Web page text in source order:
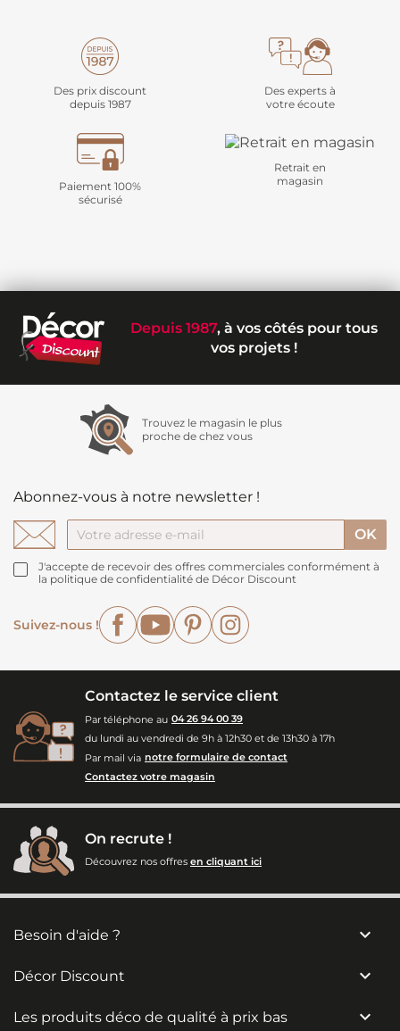
Des prix discount
depuis 1987
Des experts à
votre écoute
Paiement 100%
sécurisé
Retrait en
magasin
Depuis 1987, à vos côtés pour tous
vos projets !
Trouvez le magasin le plus
proche de chez vous
Abonnez-vous à notre newsletter !
J'accepte de recevoir des offres commerciales conformément à
la politique de confidentialité de Décor Discount
Suivez-nous !
FacebookYouTubePinterest
Contactez le service client
Par téléphone au 04 26 94 00 39
du lundi au vendredi de 9h à 12h30 et de 13h30 à 17h
Par mail via notre formulaire de contact
Contactez votre magasin
On recrute !
Découvrez nos offres en cliquant ici
Besoin d'aide ? 
Décor Discount 
Les produits déco de qualité à prix bas 